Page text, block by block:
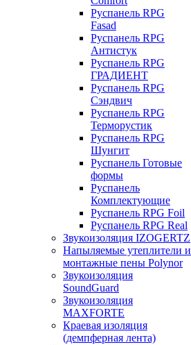
Руспанель RPG
Fasad
Руспанель RPG
Антистук
Руспанель RPG
ГРАДИЕНТ
Руспанель RPG
Сэндвич
Руспанель RPG
Терморустик
Руспанель RPG
Шунгит
Руспанель Готовые
формы
Руспанель
Комплектующие
Руспанель RPG Foil
Руспанель RPG Real
Звукоизоляция IZOGERTZ
Напыляемые утеплители и
монтажные пены Polynor
Звукоизоляция
SoundGuard
Звукоизоляция
MAXFORTE
Краевая изоляция
(демпферная лента)